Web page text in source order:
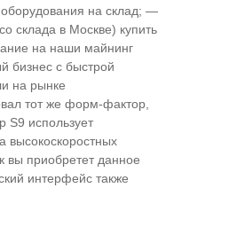
на склад; —
склада в Москве) купить
на наши майнинг
бизнес с быстрой
на рынке
тот же форм-фактор,
S9 использует
высокоскоростных
вы приобретет данное
интерфейс также